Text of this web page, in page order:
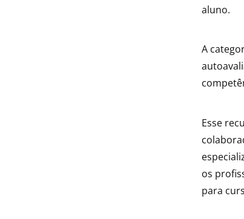
aluno.
A
Esse
os
para